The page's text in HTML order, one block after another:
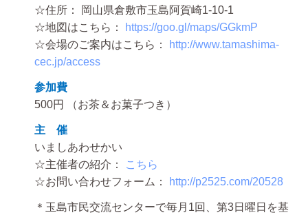
☆住所： 岡山県倉敷市玉島阿賀崎1-10-1
☆地図はこちら：
https://goo.gl/maps/GGkmP
☆会場のご案内はこちら：
http://www.tamashima-
cec.jp/access
参加費
500円 （お茶＆お菓子つき）
主 催
いましあわせかい
☆主催者の紹介：
こちら
☆お問い合わせフォーム：
http://p2525.com/20528
＊玉島市民交流センターで毎月1回、第3日曜日を基